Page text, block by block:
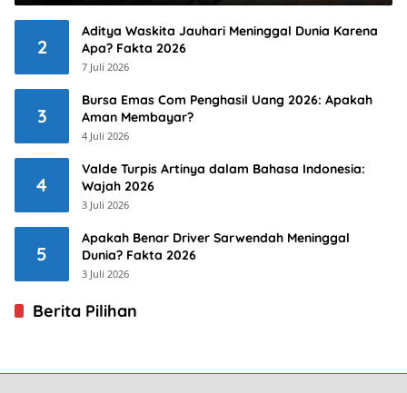
2
Aditya Waskita Jauhari Meninggal Dunia Karena
Apa? Fakta 2026
7 Juli 2026
3
Bursa Emas Com Penghasil Uang 2026: Apakah
Aman Membayar?
4 Juli 2026
4
Valde Turpis Artinya dalam Bahasa Indonesia:
Wajah 2026
3 Juli 2026
5
Apakah Benar Driver Sarwendah Meninggal
Dunia? Fakta 2026
3 Juli 2026
Berita Pilihan